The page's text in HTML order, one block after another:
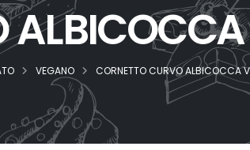
VEGANO CORNETTO CURVO ALBICOCCA